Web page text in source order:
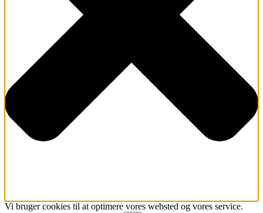
Vi bruger cookies til at optimere vores websted og vores service.